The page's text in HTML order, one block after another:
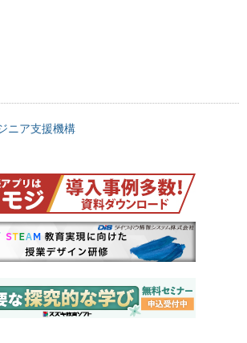
ニア支援機構